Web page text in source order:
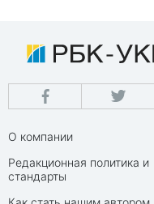
О компании
Редакционная политика и
стандарты